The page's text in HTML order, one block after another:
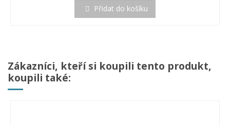
Přidat do košíku
Zákazníci, kteří si koupili tento produkt,
koupili také: